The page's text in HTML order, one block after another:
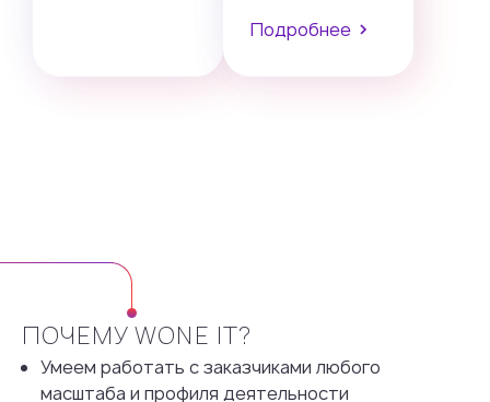
Подробнее
ПОЧЕМУ WONE IT?
Умеем работать с заказчиками любого
масштаба и профиля деятельности